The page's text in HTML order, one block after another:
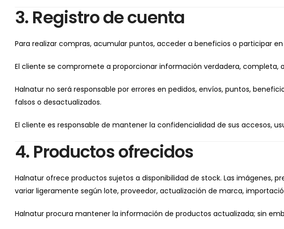
3. Registro de cuenta
Para realizar compras, acumular puntos, acceder a beneficios o participar
El cliente se compromete a proporcionar información verdadera, completa,
Halnatur no será responsable por errores en pedidos, envíos, puntos,
falsos o desactualizados.
El cliente es responsable de mantener la confidencialidad de sus accesos,
4. Productos ofrecidos
Halnatur ofrece productos sujetos a disponibilidad de stock. Las imágenes,
variar ligeramente según lote, proveedor, actualización de marca,
Halnatur procura mantener la información de productos actualizada; sin